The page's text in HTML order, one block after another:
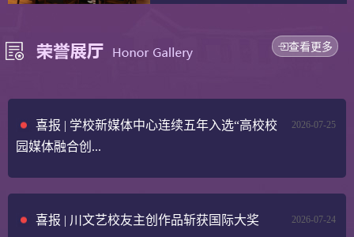
查看更多
2026-07-25
喜报 | 学校新媒体中心连续五年入选“高校校
园媒体融合创...
2026-07-24
喜报 | 川文艺校友主创作品斩获国际大奖